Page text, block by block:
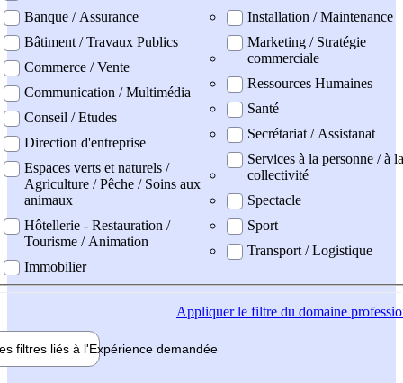
Banque / Assurance
Bâtiment / Travaux Publics
Commerce / Vente
Communication / Multimédia
Conseil / Etudes
Direction d'entreprise
Espaces verts et naturels /
Agriculture / Pêche / Soins aux
animaux
Hôtellerie - Restauration /
Tourisme / Animation
Immobilier
Installation / Maintenance
Marketing / Stratégie
commerciale
Ressources Humaines
Santé
Secrétariat / Assistanat
Services à la personne / à la
collectivité
Spectacle
Sport
Transport / Logistique
Appliquerle filtre du domaine
filtres liés à l'Expérience demandée